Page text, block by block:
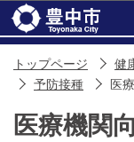
トップページ 健
予防接種
医
医療機関